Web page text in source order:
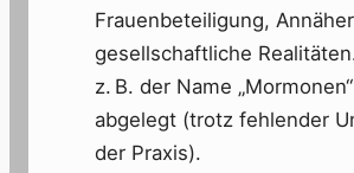
Frauenbeteiligung,
gesellschaftliche
z. B. der Name
abgelegt (trotz fehlender
der Praxis).